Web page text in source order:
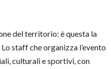
del territorio: è questa la
staff che organizza l’evento
culturali e sportivi, con